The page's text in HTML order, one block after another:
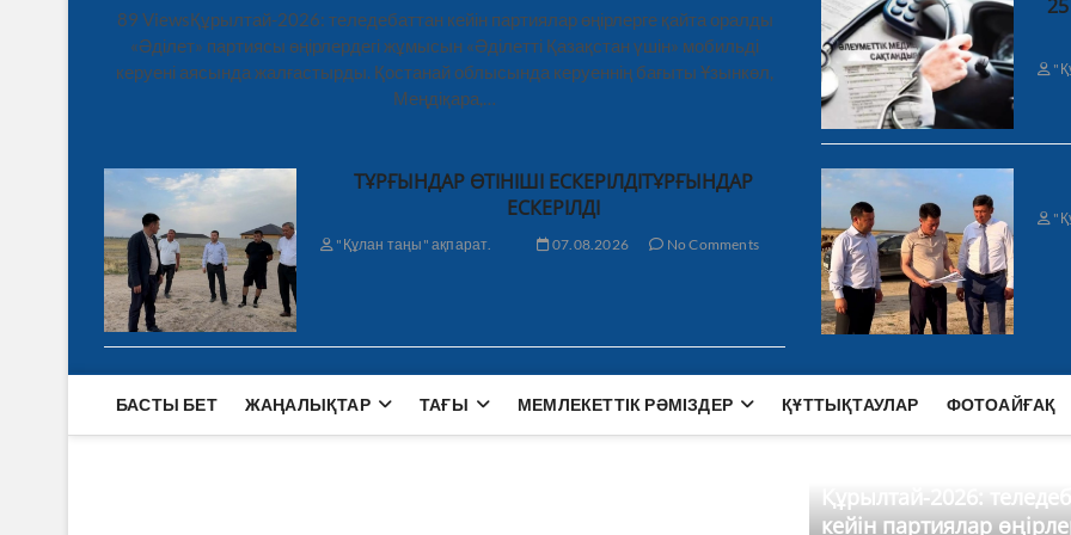
89 ViewsҚұрылтай-2026: теледебаттан кейін партиялар өңірлерге қайта оралды
«Әділет» партиясы өңірлердегі жұмысын «Әділетті Қазақстан үшін» мобильді
керуені аясында жалғастырды. Қостанай облысында керуеннің бағыты Ұзынкөл,
Меңдіқара,…
ТҰРҒЫНДАР ӨТІНІШІ ЕСКЕРІЛДІТҰРҒЫНДАР
ЕСКЕРІЛДІ
"Құлан таңы" ақпарат. 07.08.2026 No Comments
БАСТЫ БЕТ ЖАҢАЛЫҚТАР ТАҒЫ МЕМЛЕКЕТТІК РӘМІЗДЕР ҚҰТТЫҚТАУЛАР ФОТОАЙҒАҚ
Құрылтай-2026:
кейін партиялар